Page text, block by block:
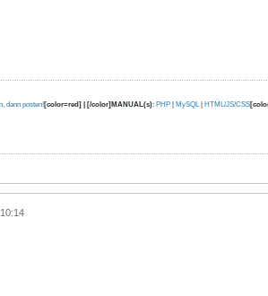
dann posten![color=red] | [/color]MANUAL(s): PHP MySQL| HTML/JS/CSS